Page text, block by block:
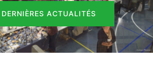
ACTUALITÉS